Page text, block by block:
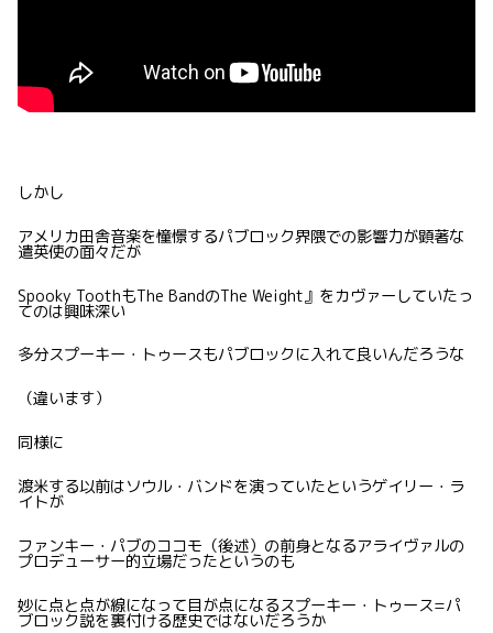
しかし
アメリカ田舎音楽を憧憬するパブロック界隈での影響力が顕著な
遣英使の面々だが
Spooky ToothもThe BandのThe Weight』をカヴァーしていたっ
てのは興味深い
多分スプーキー・トゥースもパブロックに入れて良いんだろうな
（違います）
同様に
渡米する以前はソウル・バンドを演っていたというゲイリー・ラ
イトが
ファンキー・パブのココモ（後述）の前身となるアライヴァルの
プロデューサー的立場だったというのも
妙に点と点が線になって目が点になるスプーキー・トゥース=パ
ブロック説を裏付ける歴史ではないだろうか